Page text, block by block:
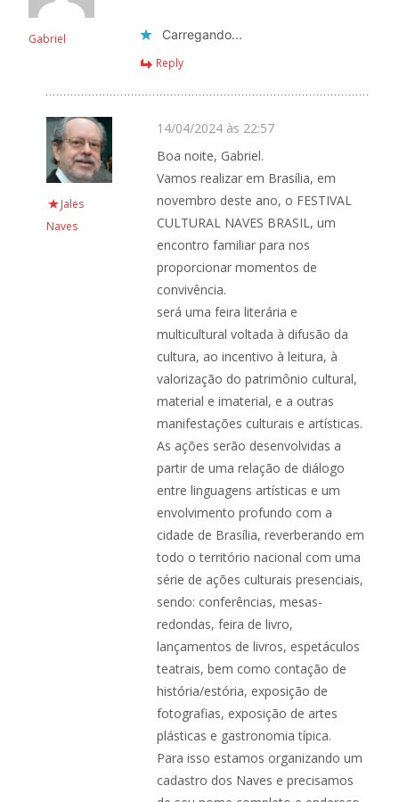
Gabriel
Carregando...
Reply
Jales
Naves
14/04/2024 às 22:57
Boa noite, Gabriel.
Vamos realizar em Brasília, em
novembro deste ano, o FESTIVAL
CULTURAL NAVES BRASIL, um
encontro familiar para nos
proporcionar momentos de
convivência.
será uma feira literária e
multicultural voltada à difusão da
cultura, ao incentivo à leitura, à
valorização do patrimônio cultural,
material e imaterial, e a outras
manifestações culturais e artísticas.
As ações serão desenvolvidas a
partir de uma relação de diálogo
entre linguagens artísticas e um
envolvimento profundo com a
cidade de Brasília, reverberando em
todo o território nacional com uma
série de ações culturais presenciais,
sendo: conferências, mesas-
redondas, feira de livro,
lançamentos de livros, espetáculos
teatrais, bem como contação de
história/estória, exposição de
fotografias, exposição de artes
plásticas e gastronomia típica.
Para isso estamos organizando um
cadastro dos Naves e precisamos